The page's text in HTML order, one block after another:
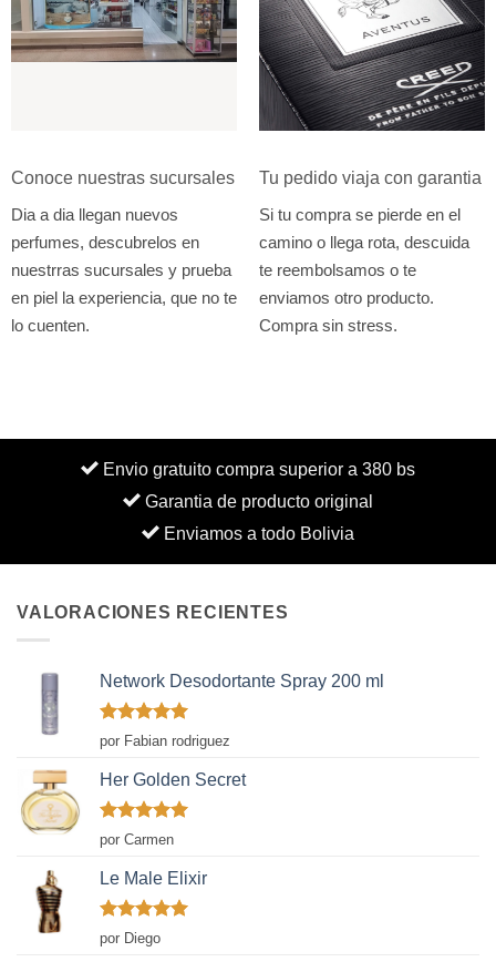
Conoce nuestras sucursales
Dia a dia llegan nuevos
perfumes, descubrelos en
nuestrras sucursales y prueba
en piel la experiencia, que no te
lo cuenten.
Tu pedido viaja con garantia
Si tu compra se pierde en el
camino o llega rota, descuida
te reembolsamos o te
enviamos otro producto.
Compra sin stress.
Envio gratuito compra superior a 380 bs
Garantia de producto original
Enviamos a todo Bolivia
VALORACIONES RECIENTES
Network Desodortante Spray 200 ml
Valorado
con
por Fabian rodriguez
Her Golden Secret
Valorado
con
por Carmen
Le Male Elixir
Valorado
con
de 5
por Diego